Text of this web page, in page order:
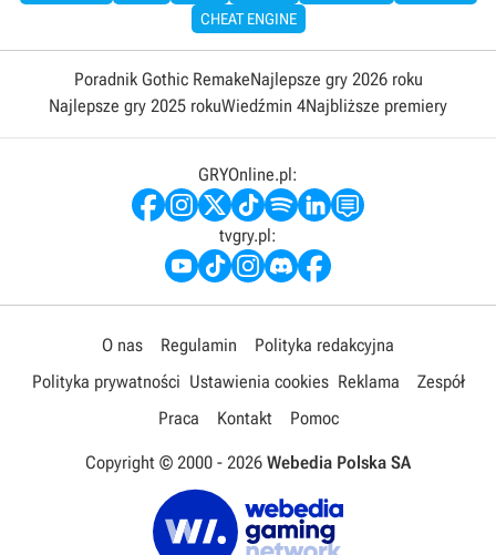
CHEAT ENGINE
Poradnik Gothic RemakeNajlepsze gry 2026 roku
Najlepsze gry 2025 rokuWiedźmin 4Najbliższe premiery
GRYOnline.pl:
tvgry.pl:
O nas Regulamin
Polityka redakcyjna
Polityka prywatności Ustawienia cookies Reklama
Zespół
Praca
Kontakt Pomoc
Copyright © 2000 - 2026 Webedia Polska SA